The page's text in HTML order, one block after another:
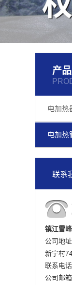
产
电加热
电加热
联系
镇江雪
公司地
新宁村
联系电
公司邮箱